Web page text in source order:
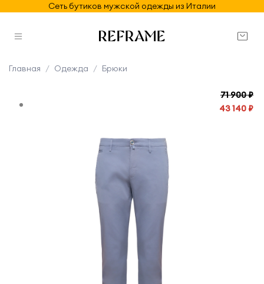
Сеть бутиков мужской одежды из Италии
Главная Одежда Брюки
71 900 ₽
43 140 ₽